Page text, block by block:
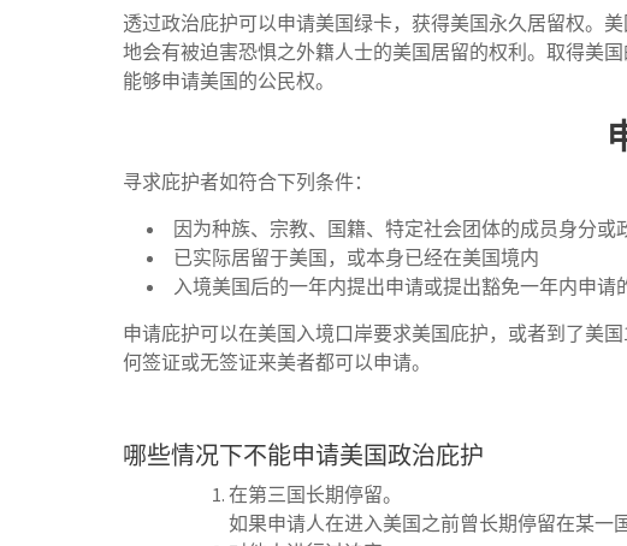
透过政治庇护可以申请美国绿卡，获得美国永久居留权。
地会有被迫害恐惧之外籍人士的美国居留的权利。取得美
能够申请美国的公民权。
寻求庇护者如符合下列条件：
因为种族、宗教、国籍、特定社会团体的成员身分
已实际居留于美国，或本身已经在美国境内
入境美国后的一年内提出申请或提出豁免一年内申请
申请庇护可以在美国入境口岸要求美国庇护，或者到了美
何签证或无签证来美者都可以申请。
哪些情况下不能申请美国政治庇护
在第三国长期停留。
如果申请人在进入美国之前曾长期停留在某一